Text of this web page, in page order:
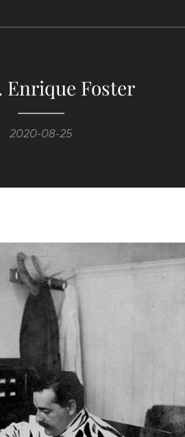
Enrique Foster
2020-08-25